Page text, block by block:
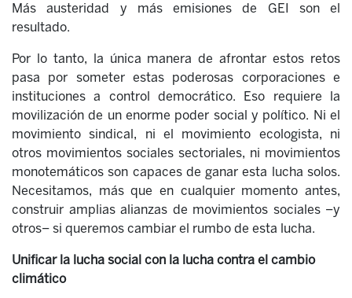
Más austeridad y más emisiones de GEI son el
resultado.
Por lo tanto, la única manera de afrontar estos retos
pasa por someter estas poderosas corporaciones e
instituciones a control democrático. Eso requiere la
movilización de un enorme poder social y político. Ni el
movimiento sindical, ni el movimiento ecologista, ni
otros movimientos sociales sectoriales, ni movimientos
monotemáticos son capaces de ganar esta lucha solos.
Necesitamos, más que en cualquier momento antes,
construir amplias alianzas de movimientos sociales –y
otros– si queremos cambiar el rumbo de esta lucha.
Unificar la lucha social con la lucha contra el cambio
climático